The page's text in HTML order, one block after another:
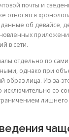
почты и
относятся
об девайсе,
в сети.
отдельно по
однако при
образ лица. Из-за-
исключительно со